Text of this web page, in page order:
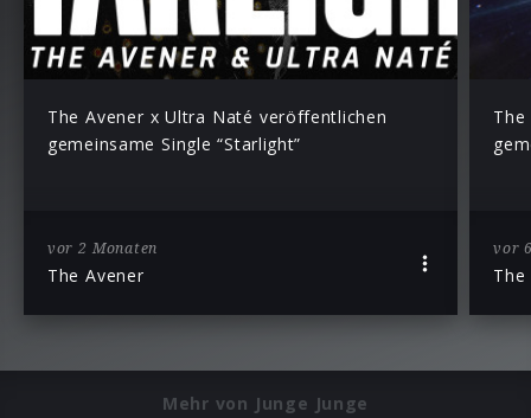
The Avener x Ultra Naté veröffentlichen
gemeinsame Single “Starlight”
vor 2 Monaten
The Avener
vor
The
Mehr von Junge Junge